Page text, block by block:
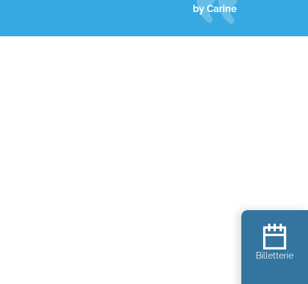
Billetterie
by Carine